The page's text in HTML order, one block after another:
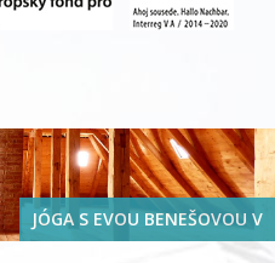
JÓGA S EVOU BENEŠOVOU V